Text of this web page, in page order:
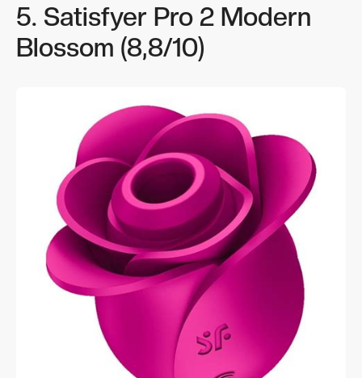
5. Satisfyer Pro 2 Modern
Blossom (8,8/10)